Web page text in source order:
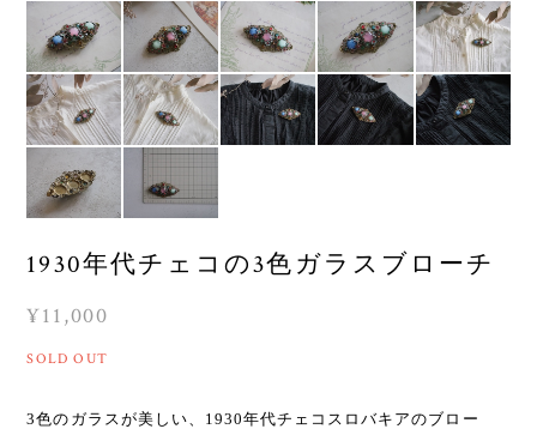
1930年代チェコの3色ガラスブローチ
¥11,000
SOLD OUT
3色のガラスが美しい、1930年代チェコスロバキアのブロー